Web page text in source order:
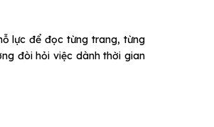
lực để đọc từng trang, từng
đòi hỏi việc dành thời gian